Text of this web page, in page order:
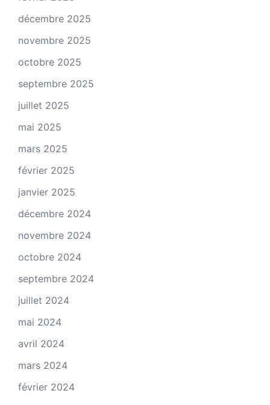
décembre 2025
novembre 2025
octobre 2025
septembre 2025
juillet 2025
mai 2025
mars 2025
février 2025
janvier 2025
décembre 2024
novembre 2024
octobre 2024
septembre 2024
juillet 2024
mai 2024
avril 2024
mars 2024
février 2024